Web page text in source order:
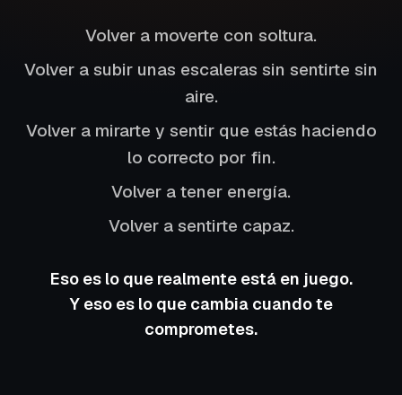
Volver a moverte con soltura.
Volver a subir unas escaleras sin sentirte sin
aire.
Volver a mirarte y sentir que estás haciendo
lo correcto por fin.
Volver a tener energía.
Volver a sentirte capaz.
Eso es lo que realmente está en juego.
Y eso es lo que cambia cuando te
comprometes.